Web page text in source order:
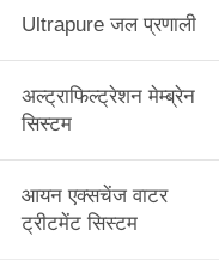
Ultrapure जल प्रणाली
अल्ट्राफिल्ट्रेशन मेम्ब्रेन
सिस्टम
आयन एक्सचेंज वाटर
ट्रीटमेंट सिस्टम